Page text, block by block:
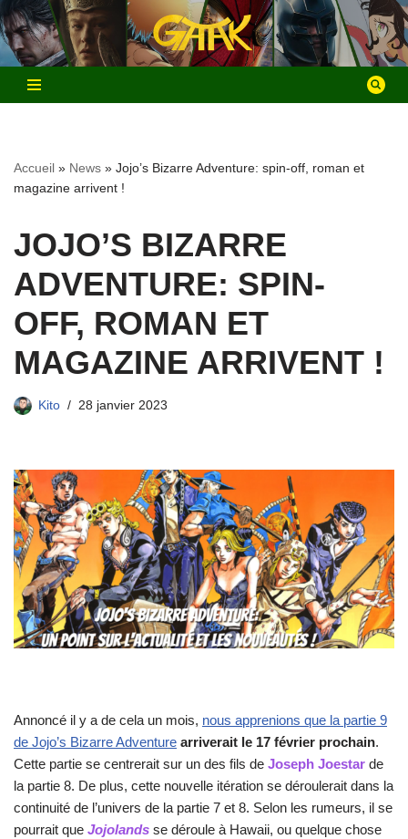
Aller
au
contenu
Accueil » News » Jojo’s Bizarre Adventure: spin-off, roman et
magazine arrivent !
JOJO’S BIZARRE
ADVENTURE: SPIN-
OFF, ROMAN ET
MAGAZINE ARRIVENT !
Kito 28 janvier 2023
Annoncé il y a de cela un mois, nous apprenions que la partie 9
de Jojo’s Bizarre Adventure arriverait le 17 février prochain.
Cette partie se centrerait sur un des fils de Joseph Joestar de
la partie 8. De plus, cette nouvelle itération se déroulerait dans la
continuité de l’univers de la partie 7 et 8. Selon les rumeurs, il se
pourrait que Jojolands se déroule à Hawaii, ou quelque chose